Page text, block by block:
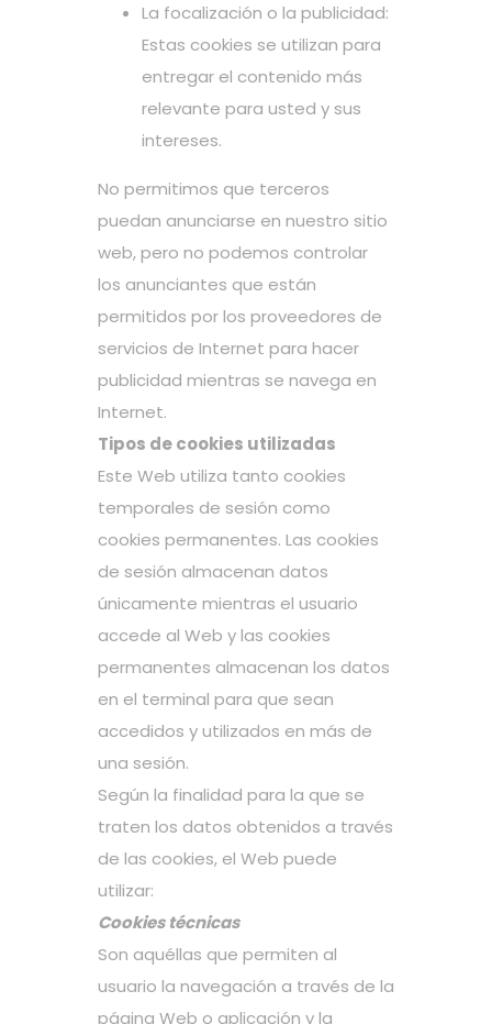
La focalización o la publicidad:
Estas cookies se utilizan para
entregar el contenido más
relevante para usted y sus
intereses.
No permitimos que terceros
puedan anunciarse en nuestro sitio
web, pero no podemos controlar
los anunciantes que están
permitidos por los proveedores de
servicios de Internet para hacer
publicidad mientras se navega en
Internet.
Tipos de cookies utilizadas
Este Web utiliza tanto cookies
temporales de sesión como
cookies permanentes. Las cookies
de sesión almacenan datos
únicamente mientras el usuario
accede al Web y las cookies
permanentes almacenan los datos
en el terminal para que sean
accedidos y utilizados en más de
una sesión.
Según la finalidad para la que se
traten los datos obtenidos a través
de las cookies, el Web puede
utilizar:
Cookies técnicas
Son aquéllas que permiten al
usuario la navegación a través de la
página Web o aplicación y la